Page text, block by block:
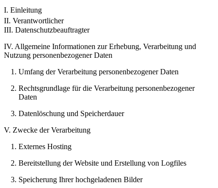
I. Einleitung
II. Verantwortlicher
III. Datenschutzbeauftragter
IV. Allgemeine Informationen zur Erhebung, Verarbeitung und
Nutzung personenbezogener Daten
Umfang der Verarbeitung personenbezogener Daten
Rechtsgrundlage für die Verarbeitung personenbezogener
Daten
Datenlöschung und Speicherdauer
V. Zwecke der Verarbeitung
Externes Hosting
Bereitstellung der Website und Erstellung von Logfiles
Speicherung Ihrer hochgeladenen Bilder